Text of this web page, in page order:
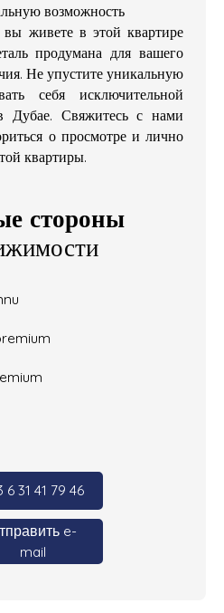
возможность
вы живете в этой квартире
продумана для вашего
Не упустите уникальную
себя исключительной
Дубае. Свяжитесь с нами
о просмотре и лично
квартиры.
стороны
6 31 41 79 46
e-
mail